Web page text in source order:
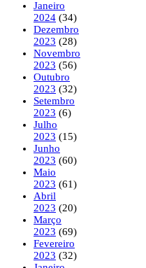
Janeiro
2024 (34)
Dezembro
2023 (28)
Novembro
2023 (56)
Outubro
2023 (32)
Setembro
2023 (6)
Julho
2023 (15)
Junho
2023 (60)
Maio
2023 (61)
Abril
2023 (20)
Março
2023 (69)
Fevereiro
2023 (32)